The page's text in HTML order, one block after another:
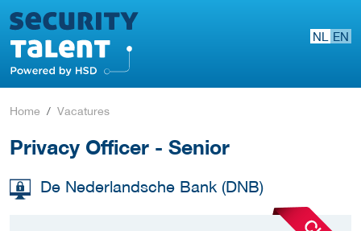
NL EN
Home Vacatures
Privacy Officer - Senior
De Nederlandsche Bank (DNB)